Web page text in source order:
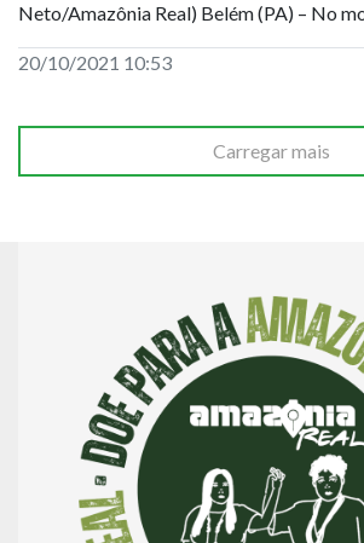
Neto/Amazônia Real) Belém (PA) – No
20/10/2021 10:53
Carregar mais